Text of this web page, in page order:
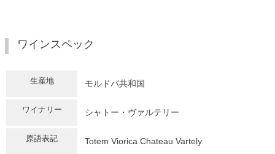
ワインスペック
生産地 モルドバ共和国
ワイナリー シャトー・ヴァルテリー
原語表記 Totem Viorica Chateau Vartely